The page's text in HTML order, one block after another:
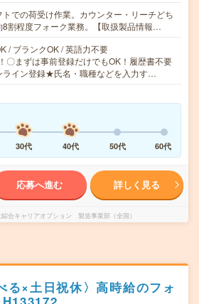
トでの荷受け作業。カウンター・リーチどち
8割程度フォーク業務。【取扱製品情報…
/ ブランクOK / 英語力不要
〇まずは事前登録だけでもOK！履歴書不要
ライン登録★氏名・職種などを入力す…
30代 40代 50代 60代
応募へ進む 詳しく見る
合キャリアオプション 製造事業部（全国）
る×土日祝休〉高時給のフォ